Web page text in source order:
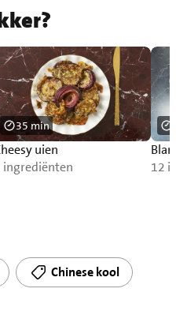
uien
ingrediënten
35 min
12
Chinese kool